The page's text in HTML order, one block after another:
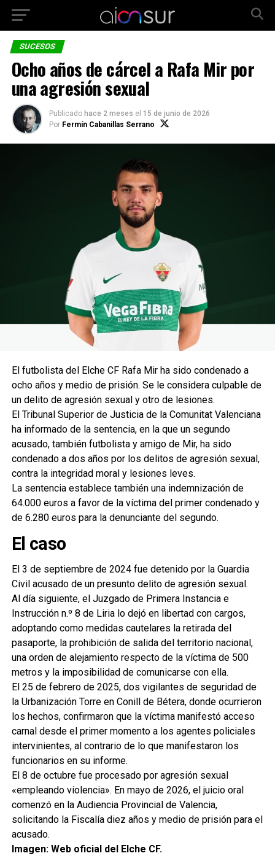
SUCESOS
Ocho años de cárcel a Rafa Mir por
una agresión sexual
Publicado hace 2 meses el 15 de junio de 2026
Por Fermín Cabanillas Serrano
El futbolista del Elche CF Rafa Mir ha sido condenado a
ocho años y medio de prisión. Se le considera culpable de
un delito de agresión sexual y otro de lesiones.
El Tribunal Superior de Justicia de la Comunitat Valenciana
ha informado de la sentencia, en la que un segundo
acusado, también futbolista y amigo de Mir, ha sido
condenado a dos años por los delitos de agresión sexual,
contra la integridad moral y lesiones leves.
La sentencia establece también una indemnización de
64.000 euros a favor de la víctima del primer condenado y
de 6.280 euros para la denunciante del segundo.
El caso
El 3 de septiembre de 2024 fue detenido por la Guardia
Civil acusado de un presunto delito de agresión sexual.
Al día siguiente, el Juzgado de Primera Instancia e
Instrucción n.º 8 de Liria lo dejó en libertad con cargos,
adoptando como medidas cautelares la retirada del
pasaporte, la prohibición de salida del territorio nacional,
una orden de alejamiento respecto de la víctima de 500
metros y la imposibilidad de comunicarse con ella.
El 25 de febrero de 2025, dos vigilantes de seguridad de
la Urbanización Torre en Conill de Bétera, donde ocurrieron
los hechos, confirmaron que la víctima manifestó acceso
carnal desde el primer momento a los agentes policiales
intervinientes, al contrario de lo que manifestaron los
funcionarios en su informe.
El 8 de octubre fue procesado por agresión sexual
«empleando violencia». En mayo de 2026, el juicio oral
comenzó en la Audiencia Provincial de Valencia,
solicitando la Fiscalía diez años y medio de prisión para el
acusado.
Imagen: Web oficial del Elche CF.